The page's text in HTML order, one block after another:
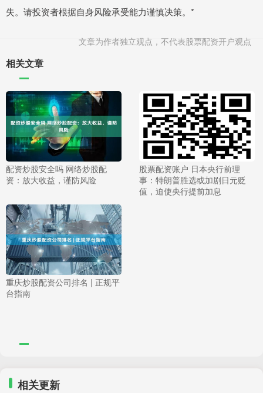
失。请投资者根据自身风险承受能力谨慎决策。*
文章为作者独立观点，不代表股票配资开户观点
相关文章
配资炒股安全吗 网络炒股配
资：放大收益，谨防风险
股票配资账户 日本央行前理
事：特朗普胜选或加剧日元贬
值，迫使央行提前加息
重庆炒股配资公司排名 | 正规平
台指南
相关更新